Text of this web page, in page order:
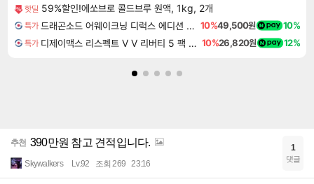
핫딜 59%할인!에쏘브로 콜드브루 원액, 1kg, 2개
특가 드래곤소드 어웨이크닝 디럭스 에디션 DragonSword Awakening Deluxe Edition 10%49,500원 10%
특가 디제이맥스 리스펙트 V V 리버티 5 팩 DJMAX RESPECT V V Liberty 5 Pack DLC 10%26,820원 12%
추천 390만원 참고 견적입니다.
Skywalkers Lv.92 조회 269 23:16
1
댓글